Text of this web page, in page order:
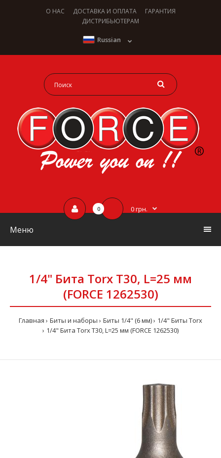
О НАС ДОСТАВКА И ОПЛАТА
ГАРАНТИЯ
ДИСТРИБЬЮТЕРАМ
Russian
0 0 грн.
Меню
1/4" Бита Torx Т30, L=25 мм
(FORCE 1262530)
Главная Биты и наборы Биты 1/4" (6 мм)
1/4" Биты Torx
1/4" Бита Torx Т30, L=25 мм (FORCE 1262530)